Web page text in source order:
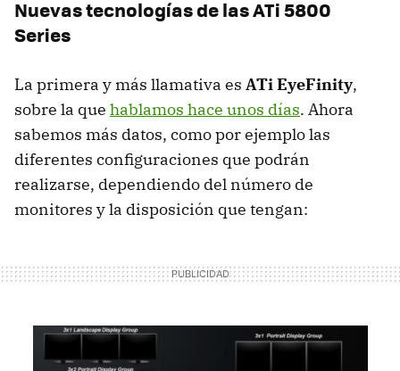
Nuevas tecnologías de las ATi 5800
Series
La primera y más llamativa es ATi EyeFinity,
sobre la que hablamos hace unos días. Ahora
sabemos más datos, como por ejemplo las
diferentes configuraciones que podrán
realizarse, dependiendo del número de
monitores y la disposición que tengan: